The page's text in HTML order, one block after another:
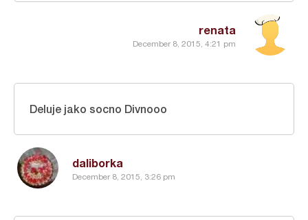
renata
December 8, 2015, 4:21 pm
daliborka
December 8, 2015, 3:26 pm
Deluje jako socno Divnooo